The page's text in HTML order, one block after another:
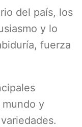
del país, los
y lo
fuerza
y